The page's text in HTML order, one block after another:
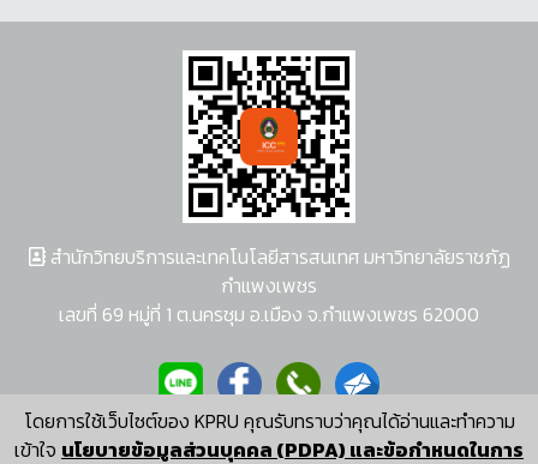
โดยการใช้เว็บไซต์ของ KPRU คุณรับทราบว่าคุณได้อ่านและทำความ
เข้าใจ นโยบายข้อมูลส่วนบุคคล (PDPA) และข้อกำหนดในการ
สำนักวิทยบริการและเทคโนโลยีสารสนเทศ มหาวิทยาลัยราชภัฏ
กำแพงเพชร
เลขที่ 69 หมู่ที่ 1 ต.นครชุม อ.เมือง จ.กำแพงเพชร 62000
ผู้พัฒนาระบบ อนุชา พวงผกา